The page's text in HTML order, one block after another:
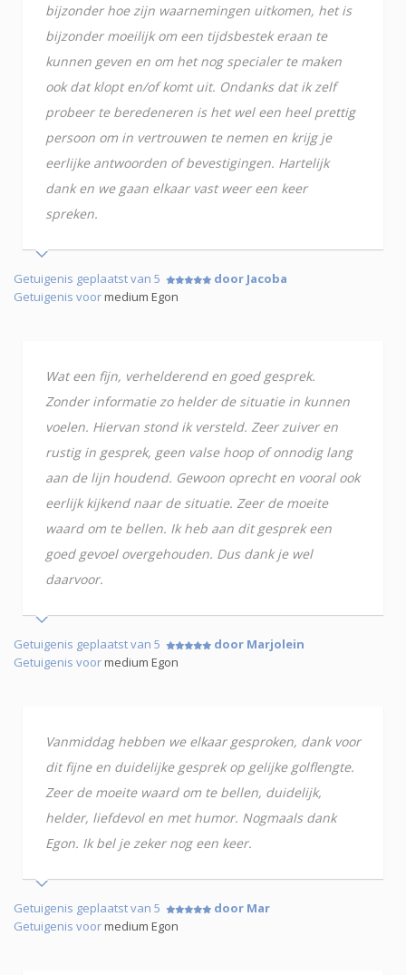
bijzonder hoe zijn waarnemingen uitkomen, het is
bijzonder moeilijk om een tijdsbestek eraan te
kunnen geven en om het nog specialer te maken
ook dat klopt en/of komt uit. Ondanks dat ik zelf
probeer te beredeneren is het wel een heel prettig
persoon om in vertrouwen te nemen en krijg je
eerlijke antwoorden of bevestigingen. Hartelijk
dank en we gaan elkaar vast weer een keer
spreken.
Getuigenis geplaatst van 5
door Jacoba
Getuigenis voormedium Egon
Wat een fijn, verhelderend en goed gesprek.
Zonder informatie zo helder de situatie in kunnen
voelen. Hiervan stond ik versteld. Zeer zuiver en
rustig in gesprek, geen valse hoop of onnodig lang
aan de lijn houdend. Gewoon oprecht en vooral ook
eerlijk kijkend naar de situatie. Zeer de moeite
waard om te bellen. Ik heb aan dit gesprek een
goed gevoel overgehouden. Dus dank je wel
daarvoor.
Getuigenis geplaatst van 5
door Marjolein
Getuigenis voormedium Egon
Vanmiddag hebben we elkaar gesproken, dank voor
dit fijne en duidelijke gesprek op gelijke golflengte.
Zeer de moeite waard om te bellen, duidelijk,
helder, liefdevol en met humor. Nogmaals dank
Egon. Ik bel je zeker nog een keer.
Getuigenis geplaatst van 5
door Mar
Getuigenis voormedium Egon